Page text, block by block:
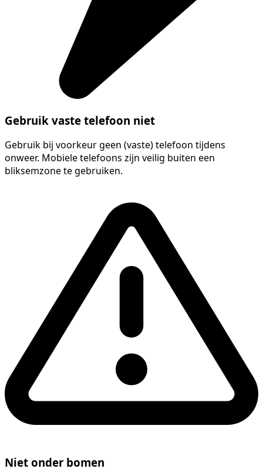
Gebruik vaste telefoon niet
Gebruik bij voorkeur geen (vaste) telefoon tijdens
onweer. Mobiele telefoons zijn veilig buiten een
bliksemzone te gebruiken.
Niet onder bomen